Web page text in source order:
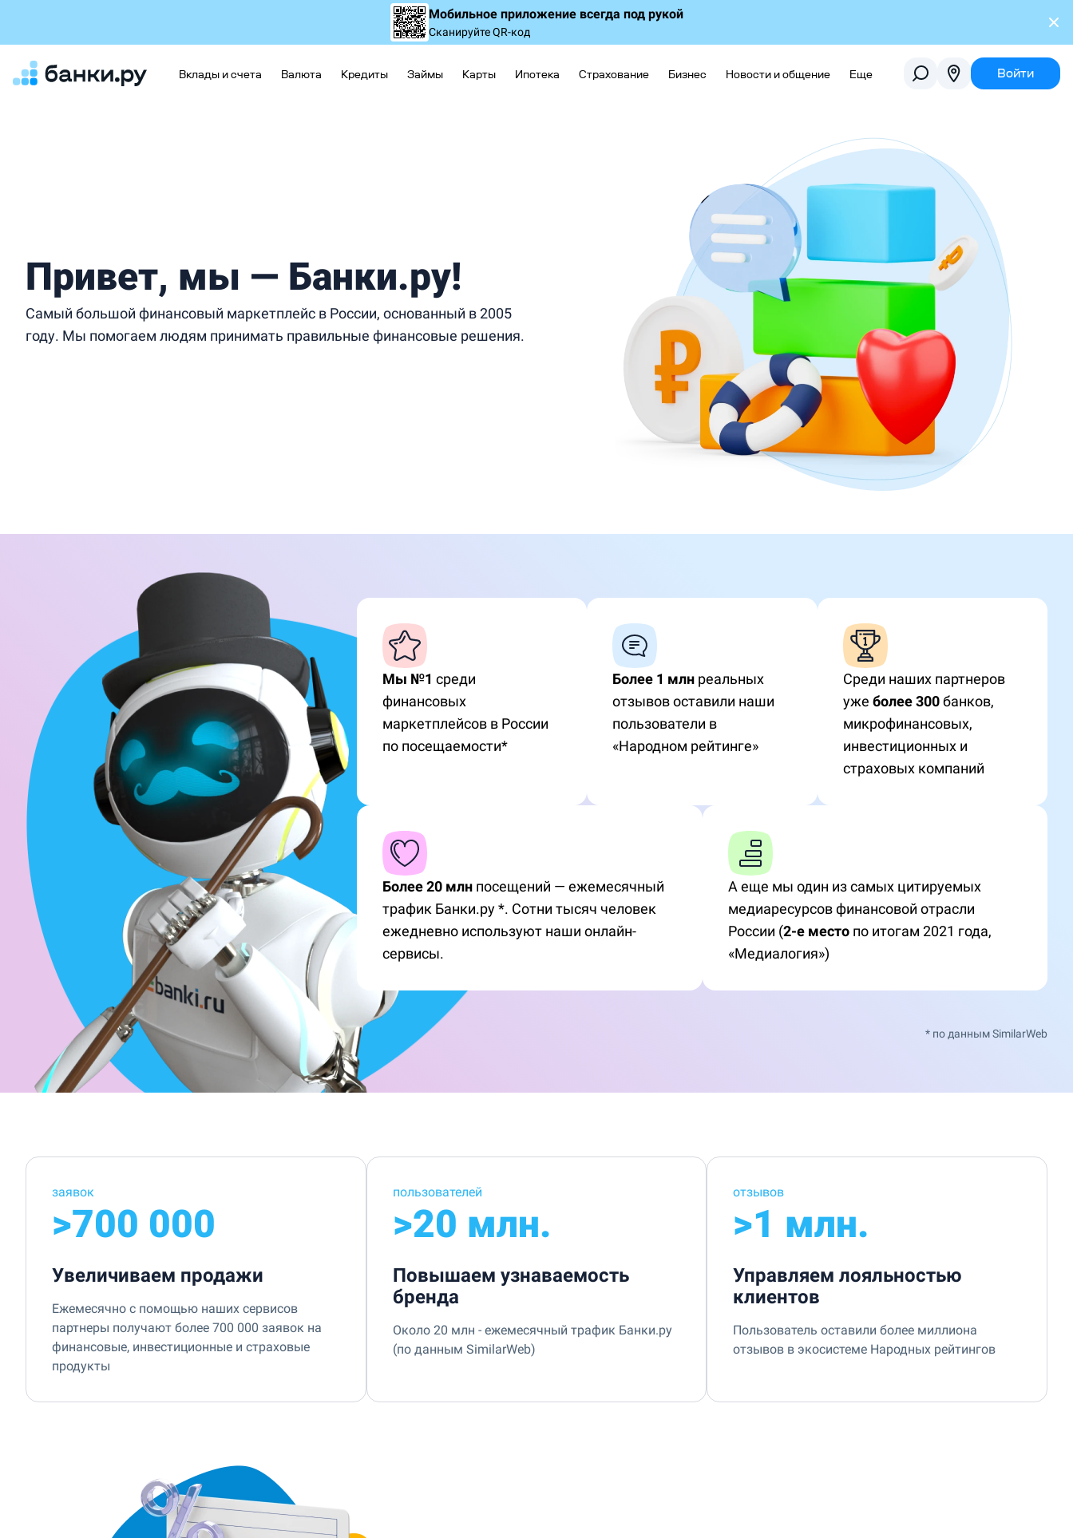
Мобильное приложение всегда под рукой
Сканируйте QR-код
Вклады и счета Валюта Кредиты Займы Карты Ипотека Страхование Бизнес Новости и общение Еще Войти
Привет, мы — Банки.ру!
Самый большой финансовый маркетплейс в России, основанный в 2005
году. Мы помогаем людям принимать правильные финансовые решения.
Мы №1 среди
финансовых
маркетплейсов в России
по посещаемости*
Более 1 млн реальных
отзывов оставили наши
пользователи в
«Народном рейтинге»
Среди наших партнеров
уже более 300банков,
микрофинансовых,
инвестиционных и
страховых компаний
Более 20 млн посещений — ежемесячный
трафик Банки.ру *. Сотни тысяч человек
ежедневно используют наши онлайн-
сервисы.
А еще мы один из самых цитируемых
медиаресурсов финансовой отрасли
России (2-е местопо итогам 2021 года,
«Медиалогия»)
* по данным SimilarWeb
заявок
>700 000
Увеличиваем продажи
Ежемесячно с помощью наших сервисов
партнеры получают более 700 000 заявок на
финансовые, инвестиционные и страховые
продукты
пользователей
>20 млн.
Повышаем узнаваемость
бренда
Около 20 млн - ежемесячный трафик Банки.ру
(по данным SimilarWeb)
отзывов
>1 млн.
Управляем лояльностью
клиентов
Пользователь оставили более миллиона
отзывов в экосистеме Народных рейтингов